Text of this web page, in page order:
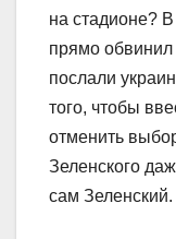
на стадионе?
прямо
послали
того, чтобы
отменить
Зеленского
сам Зеленский.